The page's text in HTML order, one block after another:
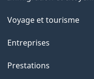
c
e
Voyage et tourisme
Entreprises
Prestations